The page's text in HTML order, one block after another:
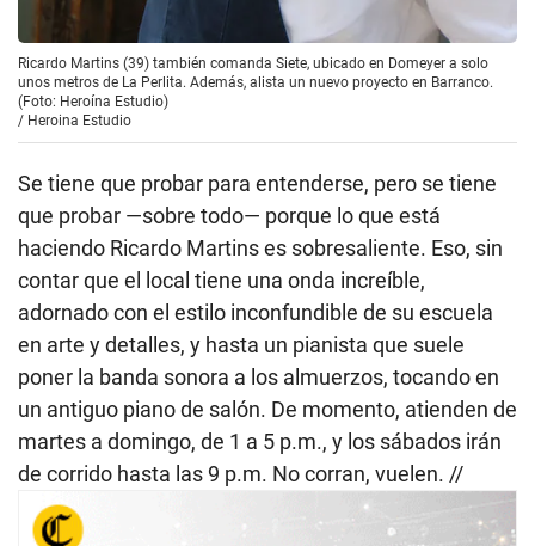
Ricardo Martins (39) también comanda Siete, ubicado en Domeyer a solo
unos metros de La Perlita. Además, alista un nuevo proyecto en Barranco.
(Foto: Heroína Estudio)
/ Heroina Estudio
Se tiene que probar para entenderse, pero se tiene
que probar —sobre todo— porque lo que está
haciendo Ricardo Martins es sobresaliente. Eso, sin
contar que el local tiene una onda increíble,
adornado con el estilo inconfundible de su escuela
en arte y detalles, y hasta un pianista que suele
poner la banda sonora a los almuerzos, tocando en
un antiguo piano de salón. De momento, atienden de
martes a domingo, de 1 a 5 p.m., y los sábados irán
de corrido hasta las 9 p.m. No corran, vuelen. //